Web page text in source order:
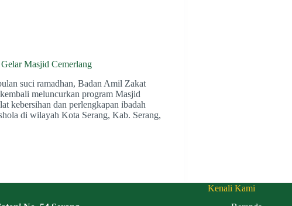
Masjid Cemerlang
suci ramadhan, Badan Amil Zakat
meluncurkan program Masjid
kebersihan dan perlengkapan ibadah
di wilayah Kota Serang, Kab. Serang,
Kenali Kami